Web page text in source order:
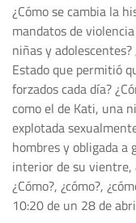
¿Cómo se cambia la
mandatos de
niñas y
Estado que permitió
forzados cada día?
como el de Kati, una
explotada
hombres y obligada a
interior de su vientre,
¿Cómo?, ¿cómo?,
10:20 de un 28 de